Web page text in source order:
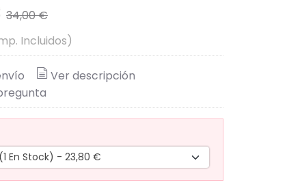
34,00 €
Incluidos)
Ver descripción